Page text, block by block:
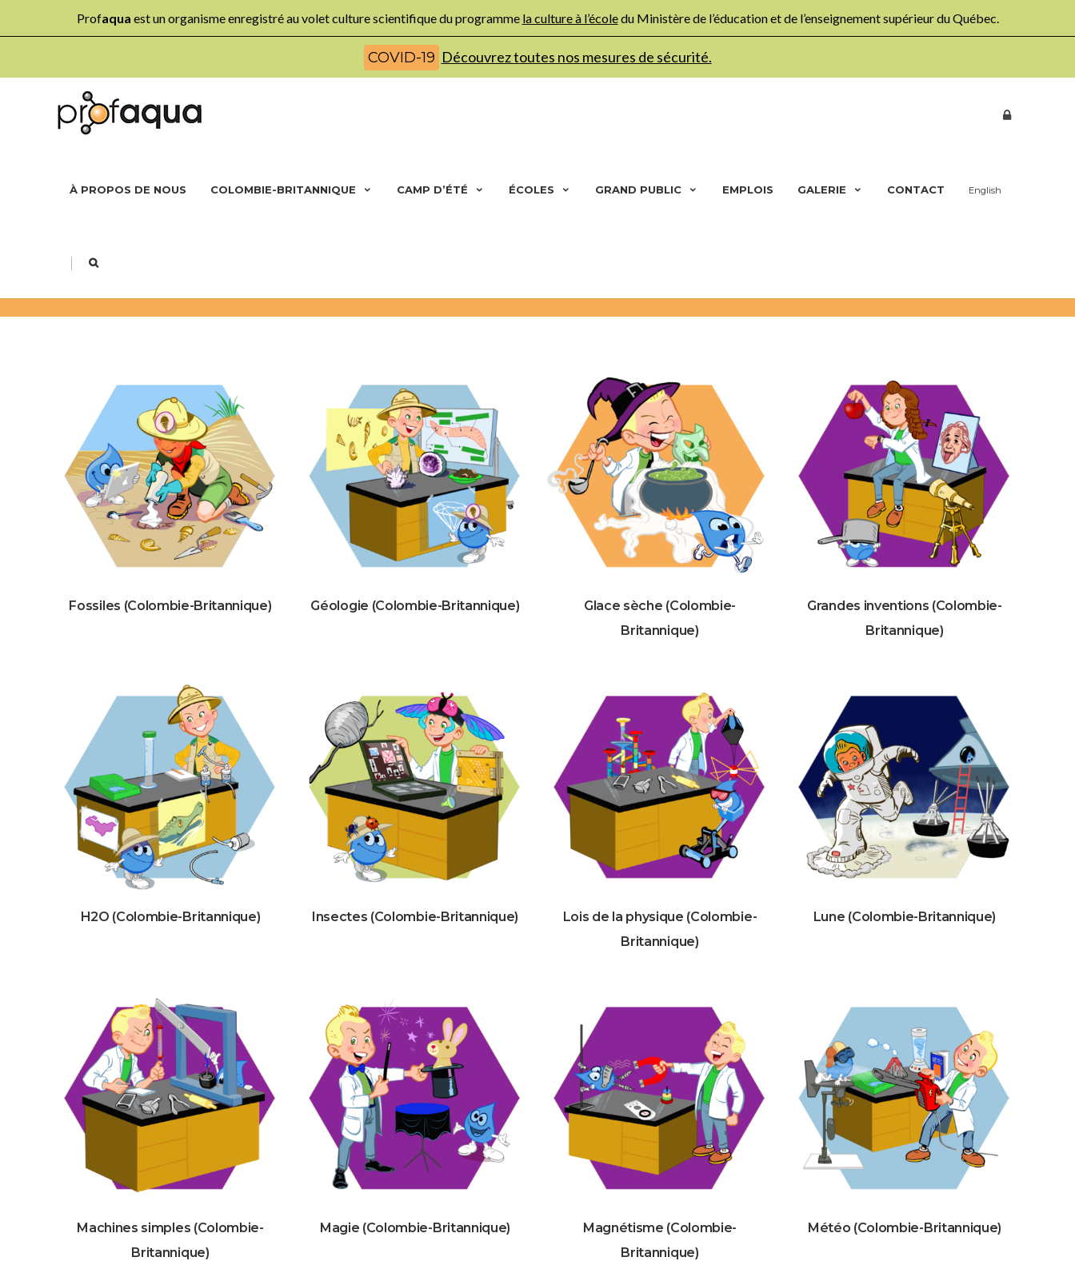
Profaqua est un organisme enregistré au volet culture scientifique du programme la culture à l’écoledu Ministère de l’éducation et de l’enseignement supérieur du Québec.
COVID-19 Découvrez toutes nos mesures de sécurité.
À PROPOS DE NOUS COLOMBIE-BRITANNIQUE CAMP D’ÉTÉ ÉCOLES GRAND PUBLIC EMPLOIS GALERIE CONTACT English
|
ÉLÉMENTAIRE: 4E ANNÉE
Fossiles (Colombie-Britannique) Géologie (Colombie-Britannique)
Glace sèche (Colombie-
Britannique)
Grandes inventions (Colombie-
Britannique)
H2O (Colombie-Britannique) Insectes (Colombie-Britannique)
Lois de la physique (Colombie-
Britannique)
Lune (Colombie-Britannique)
Machines simples (Colombie-
Britannique)
Magie (Colombie-Britannique)
Magnétisme (Colombie-
Britannique)
Météo (Colombie-Britannique)